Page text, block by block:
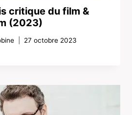
critique du film &
(2023)
27 octobre 2023